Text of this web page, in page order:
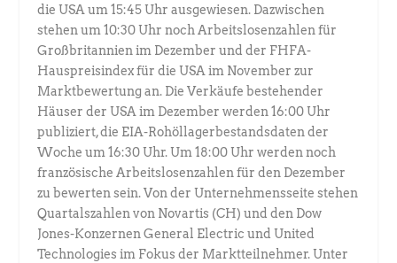
die USA um 15:45 Uhr ausgewiesen. Dazwischen
stehen um 10:30 Uhr noch Arbeitslosenzahlen für
Großbritannien im Dezember und der FHFA-
Hauspreisindex für die USA im November zur
Marktbewertung an. Die Verkäufe bestehender
Häuser der USA im Dezember werden 16:00 Uhr
publiziert, die EIA-Rohöllagerbestandsdaten der
Woche um 16:30 Uhr. Um 18:00 Uhr werden noch
französische Arbeitslosenzahlen für den Dezember
zu bewerten sein. Von der Unternehmensseite stehen
Quartalszahlen von Novartis (CH) und den Dow
Jones-Konzernen General Electric und United
Technologies im Fokus der Marktteilnehmer. Unter